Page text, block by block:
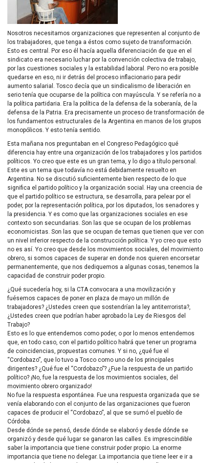
Nosotros necesitamos organizaciones que representen al conjunto de
los trabajadores, que tenga a éstos como sujeto de transformación.
Esto es central. Por eso él hacía aquella diferenciación de que en el
sindicato era necesario luchar por la convención colectiva de trabajo,
por las cuestiones sociales y la estabilidad laboral. Pero no era posible
quedarse en eso, ni ir detrás del proceso inflacionario para pedir
aumento salarial. Tosco decía que un sindicalismo de liberación en
serio tenía que ocuparse de la política con mayúscula. Y se refería no a
la política partidaria. Era la política de la defensa de la soberanía, de la
defensa de la Patria. Era precisamente un proceso de transformación de
los fundamentos estructurales de la Argentina en manos de los grupos
monopólicos. Y esto tenía sentido.
Esta mañana nos preguntaban en el Congreso Pedagógico qué
diferencia hay entre una organización de los trabajadores y los partidos
políticos. Yo creo que este es un gran tema, y lo digo a título personal.
Este es un tema que todavía no está debidamente resuelto en
Argentina. No se discutió suficientemente bien respecto de lo que
significa el partido político y la organización social. Hay una creencia de
que el partido político se estructura, se desarrolla, para pelear por el
poder, por la representación política, por los diputados, los senadores y
la presidencia. Y es como que las organizaciones sociales en ese
contexto son secundarias. Son las que se ocupan de los problemas
economicistas. Son las que se ocupan de temas que tienen que ver con
un nivel inferior respecto de la construcción política. Y yo creo que esto
no es así. Yo creo que desde los movimientos sociales, del movimiento
obrero, si somos capaces de superar en donde nos quieren encorsetar
permanentemente, que nos dediquemos a algunas cosas, tenemos la
capacidad de construir poder propio.
¿Qué sucedería hoy, si la CTAconvocara a una movilización y
fuésemos capaces de poner en plaza de mayo un millón de
trabajadores? ¿Ustedes creen que sostendrían la ley antiterrorista?,
¿Ustedes creen que podrían haber aprobado la Ley de Riesgos del
Trabajo?
Esto es lo que entendemos como poder, o por lo menos entendemos
que, en todo caso, con el partido político habrá que tener un programa
de coincidencias, propuestas comunes. Y si no, ¿qué fue el
“Cordobazo”, que lo tuvo a Tosco como uno de los principales
dirigentes? ¿Qué fue el “Cordobazo”? ¿Fue la respuesta de un partido
político? ¡No, fue la respuesta de los movimientos sociales, del
movimiento obrero organizado!
No fue la respuesta espontánea. Fue una respuesta organizada que se
venía elaborando con el conjunto de las organizaciones que fueron
capaces de producir el “Cordobazo”, al que se sumó el pueblo de
Córdoba.
Desde dónde se pensó, desde dónde se elaboró y desde dónde se
organizó y desde qué lugar se ganaron las calles. Es imprescindible
saber la importancia que tiene construir poder propio. La enorme
importancia que tiene no delegar. La importancia que tiene leer e ir a